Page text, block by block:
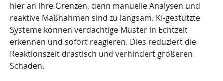
hier an ihre Grenzen, denn manuelle Analysen und
reaktive Maßnahmen sind zu langsam. KI-gestützte
Systeme können verdächtige Muster in Echtzeit
erkennen und sofort reagieren. Dies reduziert die
Reaktionszeit drastisch und verhindert größeren
Schaden.